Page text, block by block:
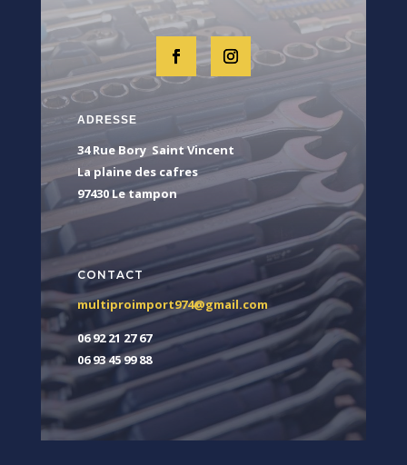
ADRESSE
34 Rue Bory Saint Vincent
La plaine des cafres
97430 Le tampon
CONTACT
multiproimport974@gmail.com
06 92 21 27 67
06 93 45 99 88